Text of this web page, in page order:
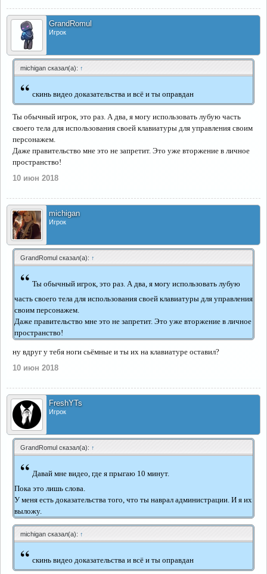
GrandRomul
Игрок
michigan сказал(а): ↑
“ скинь видео доказательства и всё и ты оправдан
Ты обычный игрок, это раз. А два, я могу использовать лубую часть
своего тела для использования своей клавиатуры для управления своим
персонажем.
Даже правительство мне это не запретит. Это уже вторжение в личное
пространство!
10 июн 2018
michigan
Игрок
GrandRomul сказал(а): ↑
“ Ты обычный игрок, это раз. А два, я могу использовать лубую
часть своего тела для использования своей клавиатуры для управления
своим персонажем.
Даже правительство мне это не запретит. Это уже вторжение в личное
пространство!
ну вдруг у тебя ноги сьёмные и ты их на клавиатуре оставил?
10 июн 2018
FreshYTs
Игрок
GrandRomul сказал(а): ↑
“ Давай мне видео, где я прыгаю 10 минут.
Пока это лишь слова.
У меня есть доказательства того, что ты наврал администрации. И я их
выложу.
michigan сказал(а): ↑
“ скинь видео доказательства и всё и ты оправдан